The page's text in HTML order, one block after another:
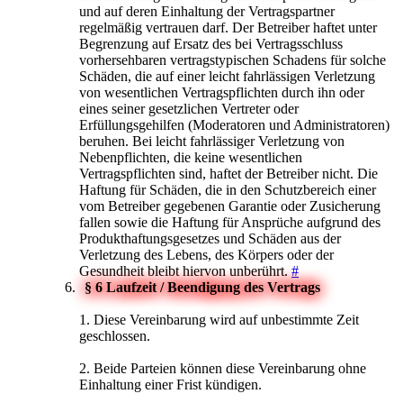
und auf deren Einhaltung der Vertragspartner
regelmäßig vertrauen darf. Der Betreiber haftet unter
Begrenzung auf Ersatz des bei Vertragsschluss
vorhersehbaren vertragstypischen Schadens für solche
Schäden, die auf einer leicht fahrlässigen Verletzung
von wesentlichen Vertragspflichten durch ihn oder
eines seiner gesetzlichen Vertreter oder
Erfüllungsgehilfen (Moderatoren und Administratoren)
beruhen. Bei leicht fahrlässiger Verletzung von
Nebenpflichten, die keine wesentlichen
Vertragspflichten sind, haftet der Betreiber nicht. Die
Haftung für Schäden, die in den Schutzbereich einer
vom Betreiber gegebenen Garantie oder Zusicherung
fallen sowie die Haftung für Ansprüche aufgrund des
Produkthaftungsgesetzes und Schäden aus der
Verletzung des Lebens, des Körpers oder der
Gesundheit bleibt hiervon unberührt.#
§ 6 Laufzeit / Beendigung des Vertrags
1. Diese Vereinbarung wird auf unbestimmte Zeit
geschlossen.
2. Beide Parteien können diese Vereinbarung ohne
Einhaltung einer Frist kündigen.